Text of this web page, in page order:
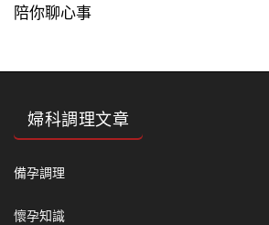
陪你聊心事
婦科調理文章
備孕調理
懷孕知識